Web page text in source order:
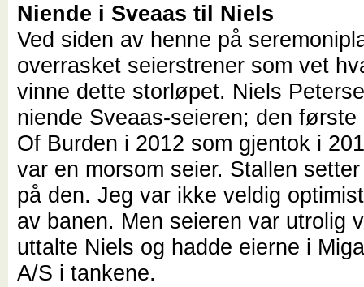
Niende i Sveaas til Niels
Ved siden av henne på
overrasket seierstrener som vet
vinne dette storløpet. Niels
niende Sveaas-seieren; den første
Of Burden i 2012 som gjentok i
var en morsom seier. Stallen
på den. Jeg var ikke veldig
av banen. Men seieren var utrolig
uttalte Niels og hadde eierne i
A/S i tankene.